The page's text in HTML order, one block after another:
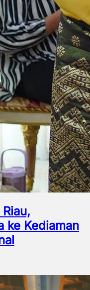
ke Kediaman